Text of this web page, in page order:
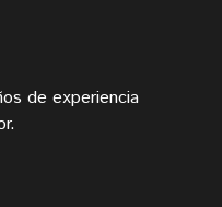
de experiencia